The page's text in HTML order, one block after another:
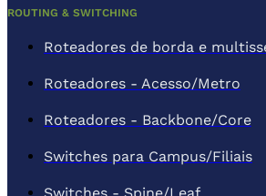
ROUTING & SWITCHING
Roteadores de borda e
Roteadores - Acesso/Metro
Roteadores - Backbone/Core
Switches para Campus/Filiais